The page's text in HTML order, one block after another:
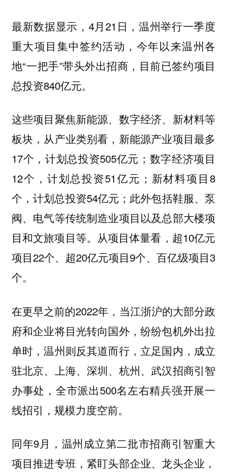
最新数据显示，4月21日，温州举行一季度
重大项目集中签约活动，今年以来温州各
地“一把手”带头外出招商，目前已签约项目
总投资840亿元。
这些项目聚焦新能源、数字经济、新材料等
板块，从产业类别看，新能源产业项目最多
17个，计划总投资505亿元；数字经济项目
12个，计划总投资51亿元；新材料项目8
个，计划总投资54亿元；此外包括鞋服、泵
阀、电气等传统制造业项目以及总部大楼项
目和文旅项目等。从项目体量看，超10亿元
项目22个、超20亿元项目9个、百亿级项目3
个。
在更早之前的2022年，当江浙沪的大部分政
府和企业将目光转向国外，纷纷包机外出拉
单时，温州则反其道而行，立足国内，成立
驻北京、上海、深圳、杭州、武汉招商引智
办事处，全市派出500名左右精兵强开展一
线招引，规模力度空前。
同年9月，温州成立第二批市招商引智重大
项目推进专班，紧盯头部企业、龙头企业，